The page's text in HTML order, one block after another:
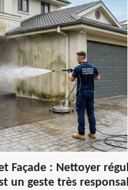
Façade : Nettoyer
un geste très